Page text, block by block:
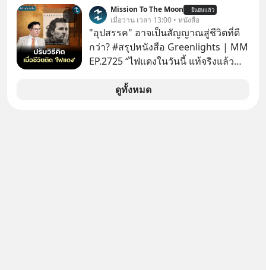
คิดใหม่ได้เลยครับ! ในขณะที่โลกโฟกัส
ชิป 3 นาโนเมตร แต่จีนกำลังเดินเกมที่
น่ากลัวกว่า โดยการเข้ายึดครองตลาด
‘Legacy Chips’ หรือชิปรุ่นเก่า ฟังดูไร้
EV, อุปกรณ์การแพทย์ ไปจนถึง
ขีปนาวุธ! จีนกำลังใช้ ‘Playbook’ เดิมที่
Mission To The Moon ยืนยันแล้ว
เมื่อวาน เวลา 13:00 • หนังสือ
"อุปสรรค" อาจเป็นสัญญาณสู่ชีวิตที่ดี
กว่า? #สรุปหนังสือ Greenlights | MM
EP.2725 “ไฟแดงในวันนี้ แท้จริงแล้ว
เปลี่ยนสี” McConaughey ดาราดาวรุ่ง
ดูทั้งหมด